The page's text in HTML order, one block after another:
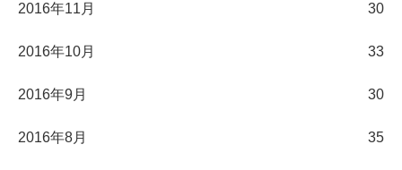
2016年11月 30
2016年10月 33
2016年9月 30
2016年8月 35